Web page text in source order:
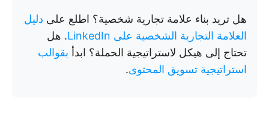
هل تريد بناء علامة تجارية شخصية؟ اطلع على دليل
العلامة التجارية الشخصية على LinkedIn
. هل
تحتاج إلى هيكل لاستراتيجية الحملة؟ ابدأ بقوالب
استراتيجية تسويق المحتوى.